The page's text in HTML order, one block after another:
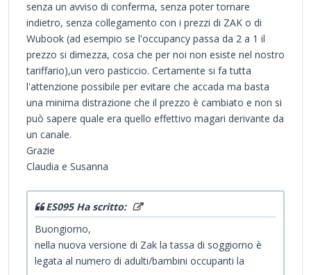
senza un avviso di conferma, senza poter tornare
indietro, senza collegamento con i prezzi di ZAK o di
Wubook (ad esempio se l'occupancy passa da 2 a 1 il
prezzo si dimezza, cosa che per noi non esiste nel nostro
tariffario),un vero pasticcio. Certamente si fa tutta
l'attenzione possibile per evitare che accada ma basta
una minima distrazione che il prezzo è cambiato e non si
può sapere quale era quello effettivo magari derivante da
un canale.
Grazie
Claudia e Susanna
ES095 Ha scritto:
Buongiorno,
nella nuova versione di Zak la tassa di soggiorno è
legata al numero di adulti/bambini occupanti la